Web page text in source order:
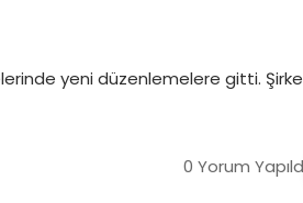
yeni düzenlemelere gitti.
0 Yorum